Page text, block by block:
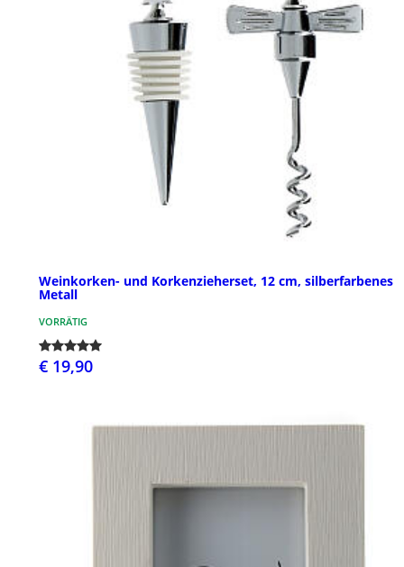
Weinkorken- und Korkenzieherset, 12 cm, silberfarbenes
Metall
VORRÄTIG
€ 19,90